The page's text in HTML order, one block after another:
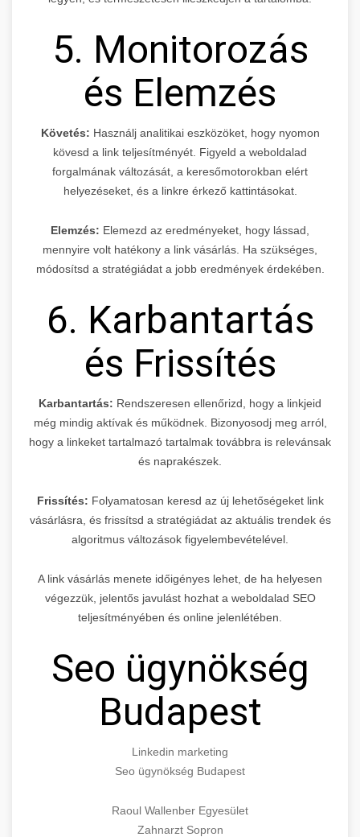
5. Monitorozás
és Elemzés
Követés: Használj analitikai eszközöket, hogy nyomon
kövesd a link teljesítményét. Figyeld a weboldalad
forgalmának változását, a keresőmotorokban elért
helyezéseket, és a linkre érkező kattintásokat.
Elemzés: Elemezd az eredményeket, hogy lássad,
mennyire volt hatékony a link vásárlás. Ha szükséges,
módosítsd a stratégiádat a jobb eredmények érdekében.
6. Karbantartás
és Frissítés
Karbantartás: Rendszeresen ellenőrizd, hogy a linkjeid
még mindig aktívak és működnek. Bizonyosodj meg arról,
hogy a linkeket tartalmazó tartalmak továbbra is relevánsak
és naprakészek.
Frissítés: Folyamatosan keresd az új lehetőségeket link
vásárlásra, és frissítsd a stratégiádat az aktuális trendek és
algoritmus változások figyelembevételével.
A link vásárlás menete időigényes lehet, de ha helyesen
végezzük, jelentős javulást hozhat a weboldalad SEO
teljesítményében és online jelenlétében.
Seo ügynökség
Budapest
Linkedin marketing
Seo ügynökség Budapest
Raoul Wallenber Egyesület
Zahnarzt Sopron